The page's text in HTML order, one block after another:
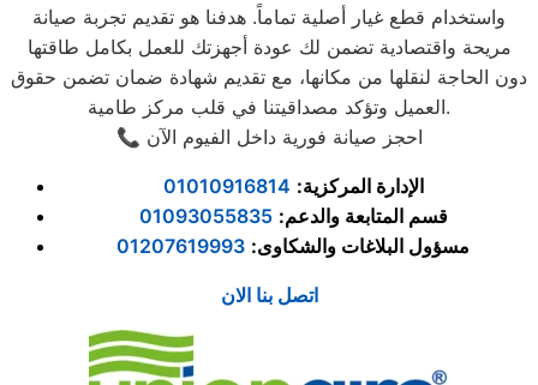
واستخدام قطع غيار أصلية تماماً. هدفنا هو تقديم تجربة صيانة
مريحة واقتصادية تضمن لك عودة أجهزتك للعمل بكامل طاقتها
دون الحاجة لنقلها من مكانها، مع تقديم شهادة ضمان تضمن حقوق
العميل وتؤكد مصداقيتنا في قلب مركز طامية.
📞 احجز صيانة فورية داخل الفيوم الآن
الإدارة المركزية:
01010916814
قسم المتابعة والدعم:
01093055835
مسؤول البلاغات والشكاوى:
01207619993
اتصل بنا الان